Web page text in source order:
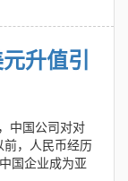
升值引
中国公司对对
前，人民币经历
国企业成为亚